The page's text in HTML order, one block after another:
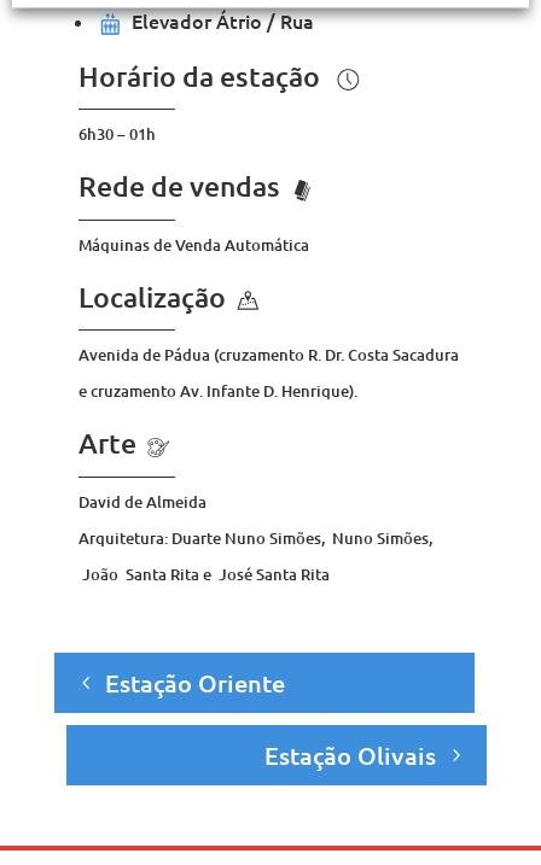
Elevador Átrio / Rua
Horário da estação
6h30 – 01h
Rede de vendas
Máquinas de Venda Automática
Localização
Avenida de Pádua (cruzamento R. Dr. Costa Sacadura
e cruzamento Av. Infante D. Henrique).
Arte
David de Almeida
Arquitetura: Duarte Nuno Simões, Nuno Simões,
João Santa Rita e José Santa Rita
Estação Oriente
Estação Olivais